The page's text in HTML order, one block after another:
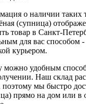
о наличии таких
(супница)
товар в Санкт-
для вас способом
курьером.
можно удобным
Наш склад
поэтому мы быстро
прямо на дом или в